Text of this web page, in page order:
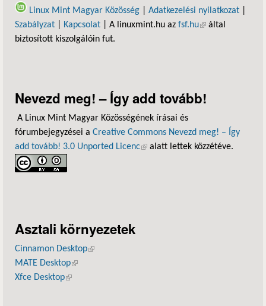
Linux Mint Magyar Közösség
Adatkezelési nyilatkozat
Szabályzat
Kapcsolat | A linuxmint.hu az fsf.hu(külső hivatkozás)
által
biztosított kiszolgálóin fut.
Nevezd meg! – Így add tovább!
A Linux Mint Magyar Közösségének írásai és
fórumbejegyzései a Creative Commons Nevezd meg! – Így
add tovább! 3.0 Unported Licenc(külső hivatkozás)
alatt lettek közzétéve.
Asztali környezetek
Cinnamon Desktop(külső hivatkozás)
MATE Desktop(külső hivatkozás)
Xfce Desktop(külső hivatkozás)